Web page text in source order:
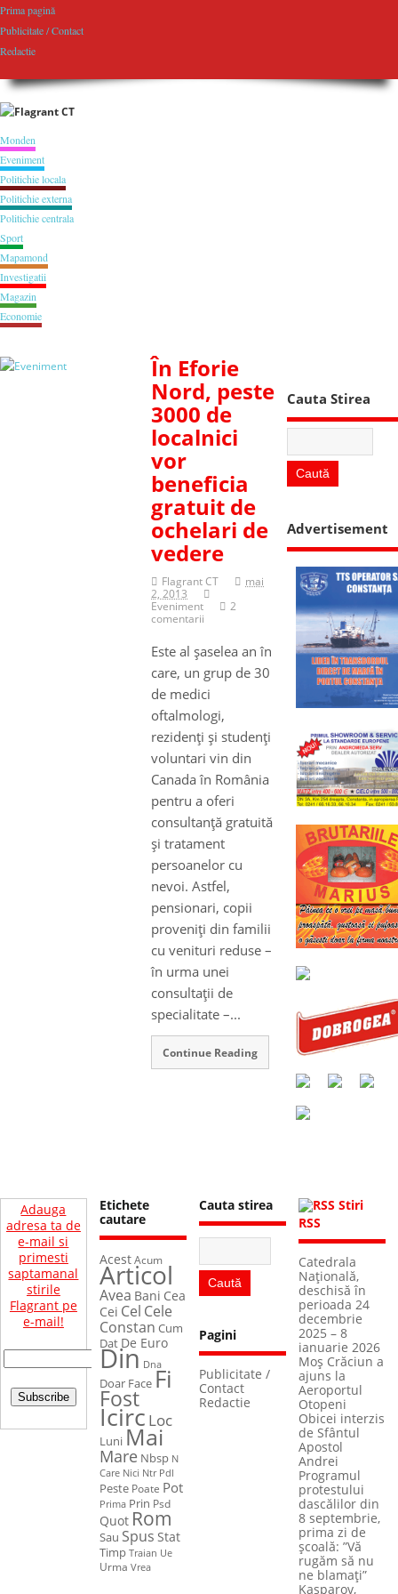
Prima pagină
Publicitate / Contact
Redactie
Monden
Eveniment
Politichie locala
Politichie externa
Politichie centrala
Sport
Mapamond
Investigatii
Magazin
Economie
În Eforie
Nord, peste
3000 de
localnici
vor
beneficia
gratuit de
ochelari de
vedere
Flagrant CT
mai
2, 2013
Eveniment
2
comentarii
Este al şaselea an în
care, un grup de 30
de medici
oftalmologi,
rezidenţi şi studenţi
voluntari vin din
Canada în România
pentru a oferi
consultanţă gratuită
şi tratament
persoanelor cu
nevoi. Astfel,
pensionari, copii
proveniţi din familii
cu venituri reduse –
în urma unei
consultaţii de
specialitate –...
Continue Reading
Cauta Stirea
Advertisement
Adauga
adresa ta de
e-mail si
primesti
saptamanal
stirile
Flagrant pe
e-mail!
Etichete
cautare
Acest Acum
Articol
Avea Bani Cea
Cei Cel Cele
Constan Cum
Dat De Euro
Din Dna
Doar FaceFi
Fost
Icirc Loc
Luni Mai
Mare Nbsp N
Care Nici Ntr Pdl
Peste Poate Pot
Prima Prin Psd
Quot Rom
Sau Spus Stat
Timp Traian Ue
Urma Vrea
Cauta stirea
Pagini
Publicitate /
Contact
Redactie
Stiri
RSS
Catedrala
Naţională,
deschisă în
perioada 24
decembrie
2025 – 8
ianuarie 2026
Moș Crăciun a
ajuns la
Aeroportul
Otopeni
Obicei interzis
de Sfântul
Apostol
Andrei
Programul
protestului
dascălilor din
8 septembrie,
prima zi de
școală: ”Vă
rugăm să nu
ne blamați”
Kasparov,